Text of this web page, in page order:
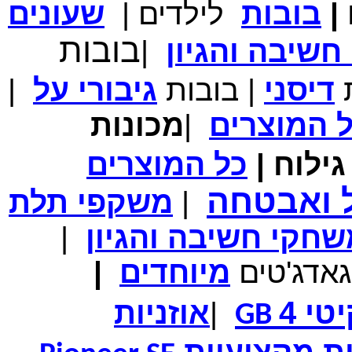
₪700.00 מחיר שוק
₪339.00 המחיר שלך
משלוח חינם
₪150.00 מחיר שוק
₪99.00 המחיר שלך
₪104.00 המחיר כולל משלוח :
נרתיק עור יוקרתי עבור אייפוד וידאו 60GB\80GB \שחור
| בובות לילדים |
שעונים
והגיון
|בובות
דיסני | בובות גיבורי על
|
המוצרים |מכונות
| כל המוצרים
ואבטחה | משקפי תלת
חשיבה והגיון
|
גאדג'טים מיוחדים |
4
GB
|אוזניות